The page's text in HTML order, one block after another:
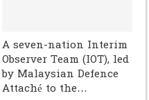
A seven-nation Interim
Observer Team (IOT), led
by Malaysian Defence
Attaché to the…